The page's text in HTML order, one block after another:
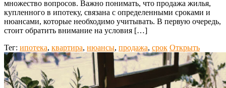
множество вопросов. Важно понимать, что продажа жилья,
купленного в ипотеку, связана с определенными сроками и
нюансами, которые необходимо учитывать. В первую очередь,
стоит обратить внимание на условия […]
Тег: ипотека, квартира, нюансы, продажа, срок Открыть